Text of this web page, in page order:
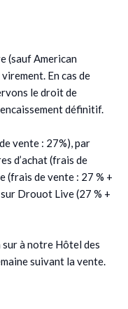
(sauf American
En cas de
le droit de
définitif.
vente : 27%), par
d’achat (frais de
(frais de vente : 27 % +
Drouot Live (27 % +
à notre Hôtel des
suivant la vente.